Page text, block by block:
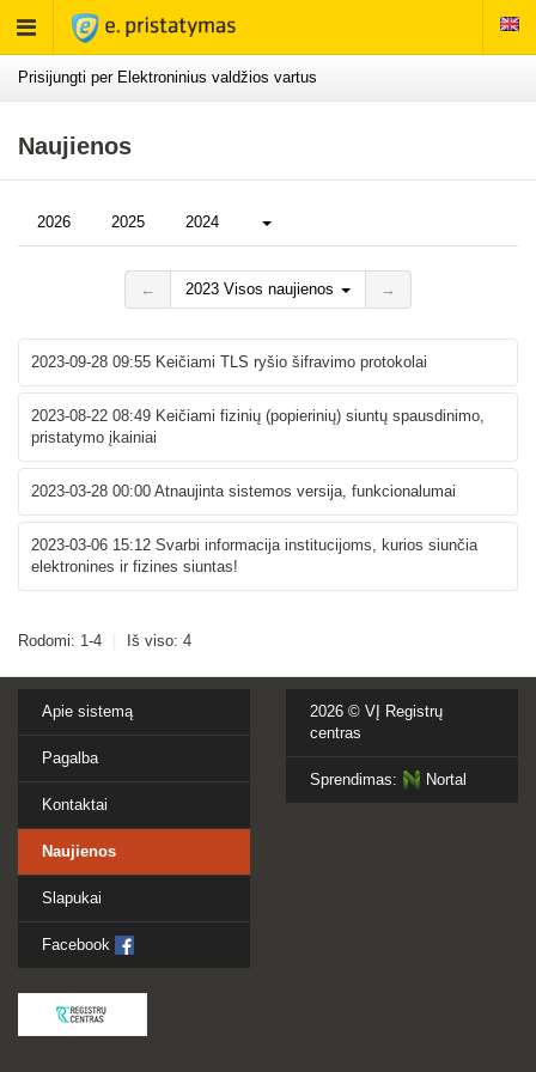
Rodyti
meniu
Prisijungti per Elektroninius valdžios vartus
Naujienos
2026 2025 2024 Daugiau...
← 2023 Visos naujienos →
2023-09-28 09:55 Keičiami TLS ryšio šifravimo protokolai
2023-08-22 08:49 Keičiami fizinių (popierinių) siuntų spausdinimo,
pristatymo įkainiai
2023-03-28 00:00 Atnaujinta sistemos versija, funkcionalumai
2023-03-06 15:12 Svarbi informacija institucijoms, kurios siunčia
elektronines ir fizines siuntas!
Rodomi: 1-4 Iš viso: 4
Apie sistemą
Pagalba
Kontaktai
Naujienos
Slapukai
Facebook
2026 © VĮ Registrų
centras
Sprendimas: Nortal